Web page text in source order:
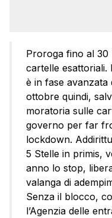
Proroga fino al 30
cartelle esattoriali.
è in fase avanzata
ottobre quindi,
moratoria sulle
governo per far
lockdown.
5 Stelle in primis,
anno lo stop,
valanga di
Senza il blocco,
l’Agenzia delle